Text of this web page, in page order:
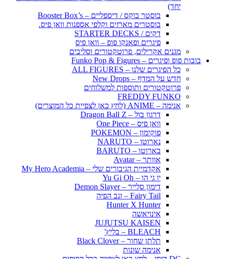
יחד)
בוסטר בוקס / דיספליים – Booster Box’s
בוסטרים מארזים וקלפי אספנות וואן פיס.
דקים / STARTER DECKS
פיגרים ופאנקו פופ – וואן פיס
מגנים אקרילים, פרוטקטורים וסליבים
בובות פופ ופיגרים – Funko Pop & Figures
כל הפיגרים שלנו – ALL FIGURES
חדש על המדף – New Drops
פרוטקטורים ותוספות למשלוחים
FREDDY FUNKO
אנימה – ANIME (לחץ כאן לצפיית כל המוצרים)
דרגון בול – Dragon Ball Z
וואן פיס – One Piece
פוקימון – POKEMON
נארוטו – NARUTO
בארוטו – BARUTO
אוותר – Avatar
אקדמיית הגיבורים שלי – My Hero Academia
יו גי הו – Yu Gi Oh
דימון סלייר – Demon Slayer
Fairy Tail – זנב הפיה
Hunter X Hunter
אינויאשה
JUJUTSU KAISEN
BLEACH – בליץ'
תלתן שחור – Black Clover
אנימה שונות